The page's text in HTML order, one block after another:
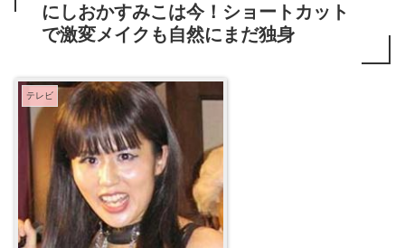
にしおかすみこは今！ショートカット
で激変メイクも自然にまだ独身
テレビ